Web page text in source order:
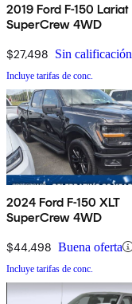
2019 Ford F-150 Lariat
SuperCrew 4WD
$27,498 Sin calificación
Incluye tarifas de conc.
2024 Ford F-150 XLT
SuperCrew 4WD
$44,498 Buena oferta
Incluye tarifas de conc.